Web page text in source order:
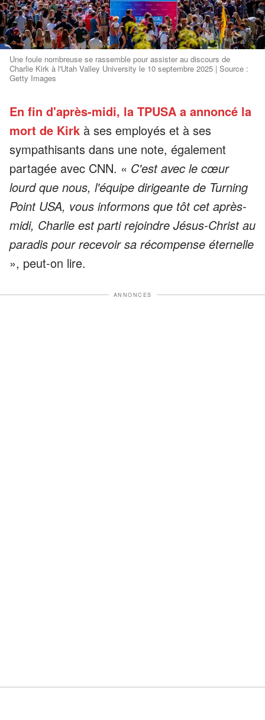
Une foule nombreuse se rassemble pour assister au discours de
Charlie Kirk à l'Utah Valley University le 10 septembre 2025 | Source :
Getty Images
En fin d'après-midi, la TPUSA a annoncé la
mort de Kirk à ses employés et à ses
sympathisants dans une note, également
partagée avec CNN. « C'est avec le cœur
lourd que nous, l'équipe dirigeante de Turning
Point USA, vous informons que tôt cet après-
midi, Charlie est parti rejoindre Jésus-Christ au
paradis pour recevoir sa récompense éternelle
», peut-on lire.
ANNONCES